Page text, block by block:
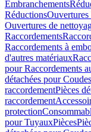
Embranchements
RéductionsOuvertures
Ouvertures de
Raccordements
Raccordements à
d'autres matériaux
pour Raccordements
détachées pour
raccordementPièces
raccordement
protection
pour TuyauxPièces